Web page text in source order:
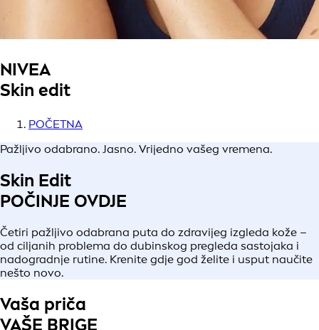
NIVEA
Skin edit
POČETNA
Pažljivo odabrano. Jasno. Vrijedno vašeg vremena.
Skin Edit
POČINJE OVDJE
Četiri pažljivo odabrana puta do zdravijeg izgleda kože –
od ciljanih problema do dubinskog pregleda sastojaka i
nadogradnje rutine. Krenite gdje god želite i usput naučite
nešto novo.
Vaša priča
VAŠE BRIGE